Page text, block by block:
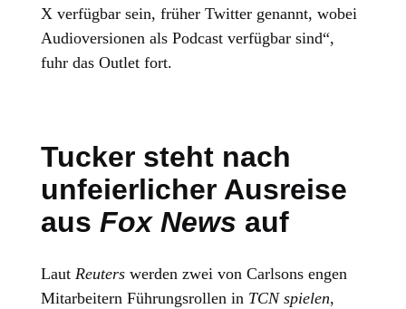
X verfügbar sein, früher Twitter genannt, wobei
Audioversionen als Podcast verfügbar sind“,
fuhr das Outlet fort.
Tucker steht nach
unfeierlicher Ausreise
ausFox News auf
LautReuterswerden zwei von Carlsons engen
Mitarbeitern Führungsrollen in TCN spielen,